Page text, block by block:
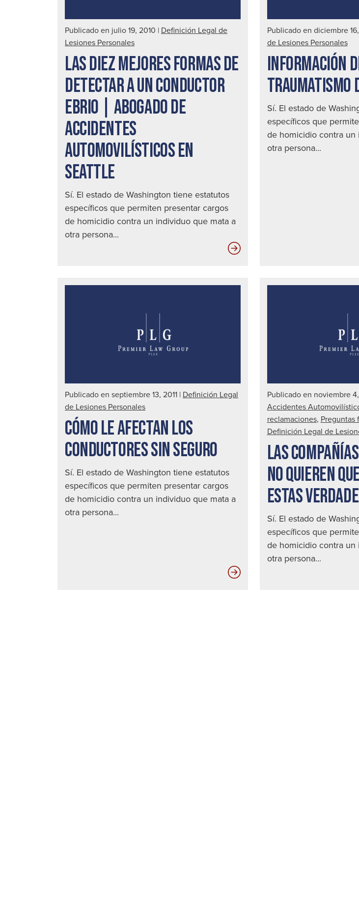
Publicado en julio 19, 2010 | Definición Legal de
Lesiones Personales
LAS DIEZ MEJORES FORMAS DE
DETECTAR A UN CONDUCTOR
EBRIO | ABOGADO DE
ACCIDENTES
AUTOMOVILÍSTICOS EN
SEATTLE
Sí. El estado de Washington tiene estatutos
específicos que permiten presentar cargos
de homicidio contra un individuo que mata a
otra persona...
Las
formas
|
Abogado
accidentes
Publicado en diciembre
de Lesiones Personales
INFORMACIÓN
TRAUMATISMO
Sí. El estado de
específicos que
de homicidio contra
otra persona...
Publicado en septiembre 13, 2011 | Definición Legal
de Lesiones Personales
CÓMO LE AFECTAN LOS
CONDUCTORES SIN SEGURO
Sí. El estado de Washington tiene estatutos
específicos que permiten presentar cargos
de homicidio contra un individuo que mata a
otra persona...
Cómo
Publicado en noviembre
Accidentes
reclamaciones, Preguntas
Definición Legal de
LAS
NO QUIEREN
ESTAS
Sí. El estado de
específicos que
de homicidio contra
otra persona...